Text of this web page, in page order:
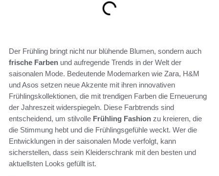
Der Frühling bringt nicht nur blühende Blumen, sondern auch
frische Farben und aufregende Trends in der Welt der
saisonalen Mode. Bedeutende Modemarken wie Zara, H&M
und Asos setzen neue Akzente mit ihren innovativen
Frühlingskollektionen, die mit trendigen Farben die Erneuerung
der Jahreszeit widerspiegeln. Diese Farbtrends sind
entscheidend, um stilvolle Frühling Fashion zu kreieren, die
die Stimmung hebt und die Frühlingsgefühle weckt. Wer die
Entwicklungen in der saisonalen Mode verfolgt, kann
sicherstellen, dass sein Kleiderschrank mit den besten und
aktuellsten Looks gefüllt ist.